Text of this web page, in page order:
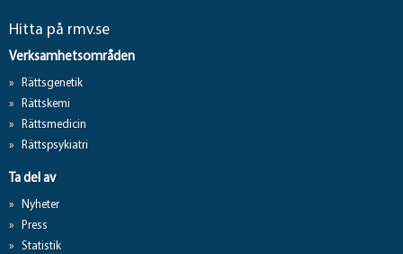
Hitta på rmv.se
Verksamhetsområden
Rättsgenetik
Rättskemi
Rättsmedicin
Rättspsykiatri
Ta del av
Nyheter
Press
Statistik